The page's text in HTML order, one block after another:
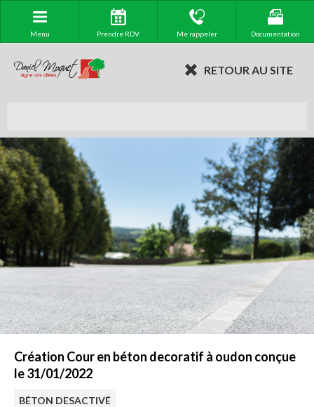
Menu Prendre RDV Me rappeler Documentation
RETOUR AU SITE
Création Cour en béton decoratif à oudon conçue
le 31/01/2022
BÉTON DESACTIVÉ